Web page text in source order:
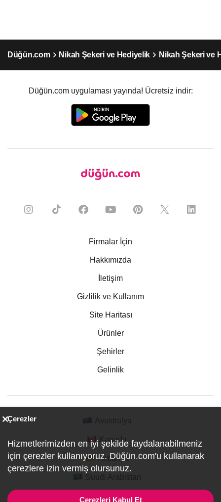
Düğün.com Nikah Şekeri ve Hediyelik Nikah Şekeri ve
Düğün.com uygulaması yayında! Ücretsiz indir:
Firmalar İçin
Hakkımızda
İletişim
Gizlilik ve Kullanım
Site Haritası
Ürünler
Şehirler
Gelinlik
Kanada
Almanya
Çerezler
Hizmetlerimizden en iyi şekilde faydalanabilmeniz
için çerezler kullanıyoruz. Düğün.com'u kullanarak
çerezlere izin vermiş olursunuz.
Çerezleri Kabul Et